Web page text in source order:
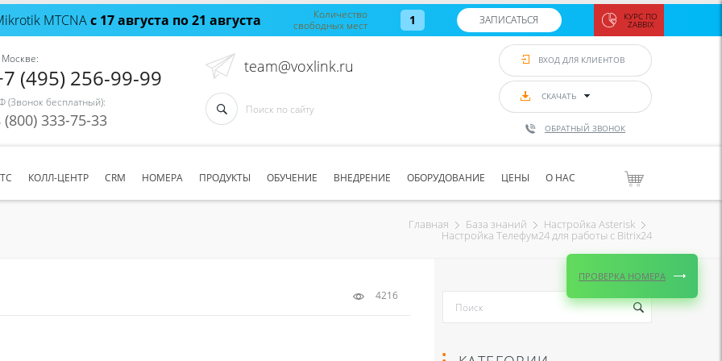
MTCNAс 17 августа по 21 августа
Количество
свободных мест
1 ЗАПИСАТЬСЯ КУРС ПО
ZABBIX
ВХОД ДЛЯ КЛИЕНТОВ
СКАЧАТЬ
ОБРАТНЫЙ ЗВОНОК
(495) 256-99-99
(Звонок бесплатный):
(800) 333-75-33
team@voxlink.ru
КОЛЛ-ЦЕНТР CRM НОМЕРА ПРОДУКТЫ ОБУЧЕНИЕ ВНЕДРЕНИЕ ОБОРУДОВАНИЕ ЦЕНЫ О НАС
Главная База знаний Настройка Asterisk
Настройка Телефум24 для работы с Bitrix24
4216
ПРОВЕРКА НОМЕРА